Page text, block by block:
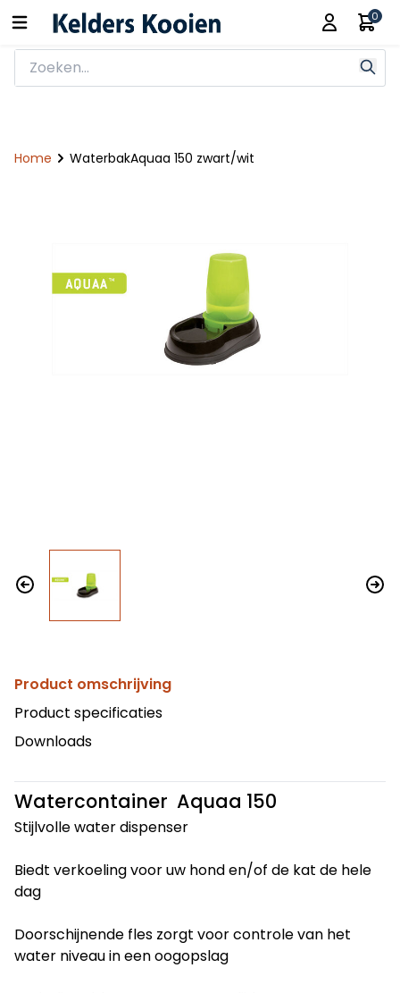
0
Home WaterbakAquaa 150 zwart/wit
Product omschrijving
Product specificaties
Downloads
Watercontainer Aquaa 150
Stijlvolle water dispenser
Biedt verkoeling voor uw hond en/of de kat de hele
dag
Doorschijnende fles zorgt voor controle van het
water niveau in een oogopslag